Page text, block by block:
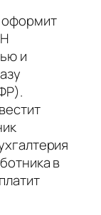
оформит
и
в